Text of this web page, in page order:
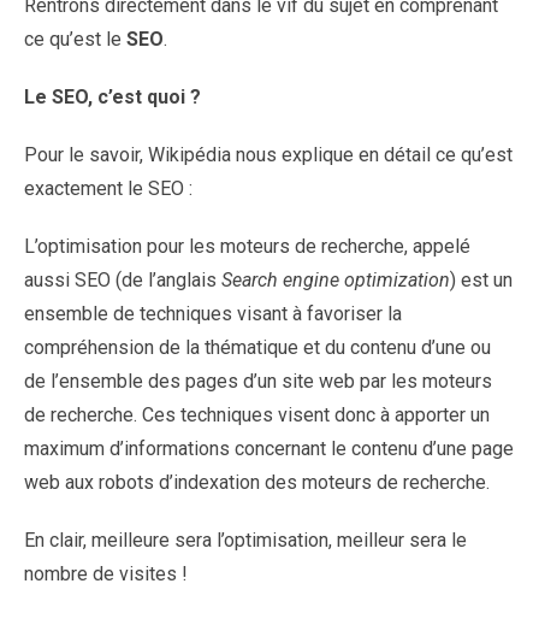
Rentrons directement dans le vif du sujet en comprenant
ce qu’est le SEO.
Le SEO, c’est quoi ?
Pour le savoir, Wikipédia nous explique en détail ce qu’est
exactement le SEO :
L’optimisation pour les moteurs de recherche, appelé
aussi SEO (de l’anglais Search engine optimization) est un
ensemble de techniques visant à favoriser la
compréhension de la thématique et du contenu d’une ou
de l’ensemble des pages d’un site web par les moteurs
de recherche. Ces techniques visent donc à apporter un
maximum d’informations concernant le contenu d’une page
web aux robots d’indexation des moteurs de recherche.
En clair, meilleure sera l’optimisation, meilleur sera le
nombre de visites !